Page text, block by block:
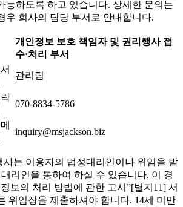
능하도록 하고 있습니다. 상세한 문의는
우 회사의 담당 부서로 안내합니다.
개인정보 보호 책임자 및 권리행사 접
수·처리 부서
관리팀
070-8834-5786
inquiry@msjackson.biz
사는 이용자의 법정대리인이나 위임을 받
리인을 통하여 하실 수 있습니다. 이 경
보의 처리 방법에 관한 고시”[별지11] 서
위임장을 제출하셔야 합니다. 14세 미만